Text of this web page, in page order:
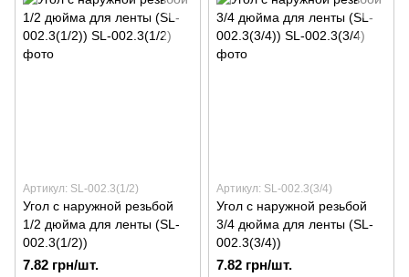
Артикул: SL-002.3(1/2)
Угол с наружной резьбой
1/2 дюйма для ленты (SL-
002.3(1/2))
7.82 грн/шт.
Артикул: SL-002.3(3/4)
Угол с наружной резьбой
3/4 дюйма для ленты (SL-
002.3(3/4))
7.82 грн/шт.